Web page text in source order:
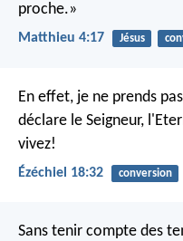
proche.»
Matthieu 4:17 Jésus
En effet, je ne prends
déclare le Seigneur,
vivez!
Ézéchiel 18:32 conversion
Sans tenir compte des